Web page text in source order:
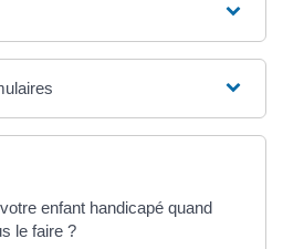
enfant handicapé quand
le faire ?